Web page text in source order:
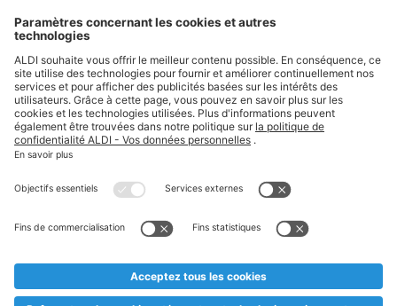
Suivez ALDI Belgique
Textes marqués d'un astérisque et mentions légales
* Nous vendons ces articles temporairement et jusqu'à
au cas où, malgré le planning bien étudié, nous serions
prématurément en rupture de stock. Prix Recupel et TVA incl.
** Sur ce site, l’utilisation de la forme masculine a été adoptée